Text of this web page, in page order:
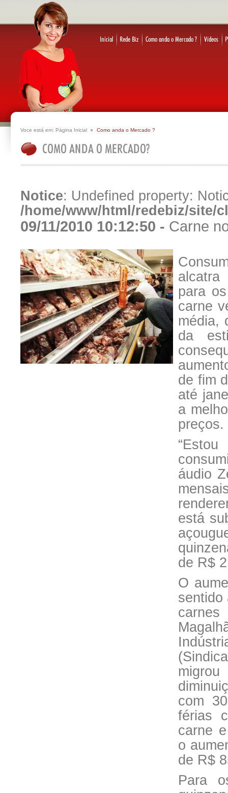
Voce está em: Página Inicial Como anda o Mercado ?
Notice: Undefined property:
/home/www/html/redebiz/site/
09/11/2010 10:12:50 - Carne
para
carne
média,
da
de fim
até
a
preços.
áudio
está
de R$
O
sentido
com
férias
carne
o
de R$
Para